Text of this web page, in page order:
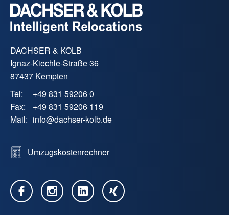
DACHSER & KOLB
Ignaz-Kiechle-Straße 36
87437 Kempten
Tel:
+49 831 59206 0
Fax:
+49 831 59206 119
Mail: info@dachser-kolb.de
Umzugskostenrechner